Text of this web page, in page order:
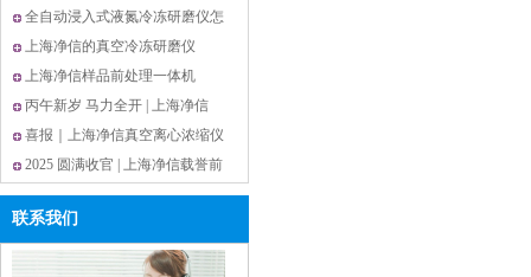
磨仪|解锁大通量样品前处理新效
率
全自动浸入式液氮冷冻研磨仪怎
么选?上海净信这款解锁高效研磨
新体验
上海净信的真空冷冻研磨仪
JXCL-ZK更适合研磨胶原蛋白？
上海净信样品前处理一体机
JXYQ-5实验室多功能样本处理设
备
丙午新岁 马力全开 | 上海净信
2026春节放假通知
喜报｜上海净信真空离心浓缩仪
市占 13.75% 稳居全国第二
2025 圆满收官 | 上海净信载誉前
行，以技术创新谱写国产仪器硬
实力
联系我们